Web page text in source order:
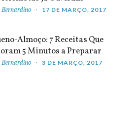
17 DE MARÇO, 2017
Almoço: 7 Receitas Que
5 Minutos a Preparar
3 DE MARÇO, 2017